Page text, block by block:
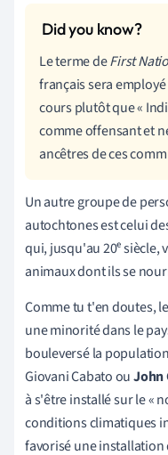
Le terme deFirst
français sera
cours plutôt que«
comme offensant et
ancêtres de ces
Un autre groupe de
autochtones est celui
qui, jusqu'au 20ᵉ
animaux dont ils se
Comme tu t'en doutes,
une minorité dans le
bouleversé la
Giovani Cabato ouJohn
à s'être installé sur le«
conditions climatiques
favorisé une installation